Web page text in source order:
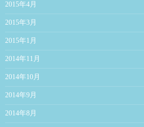
2015年4月
2015年3月
2015年1月
2014年11月
2014年10月
2014年9月
2014年8月